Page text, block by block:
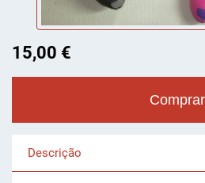
15,00 €
Descrição